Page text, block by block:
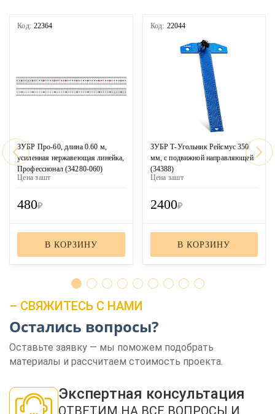
Код: 22364
ЗУБР Про-60, длина 0.60 м,
усиленная нержавеющая линейка,
Профессионал (34280-060)
Цена зашт
480₽
В КОРЗИНУ
Код: 22044
ЗУБР Т-Угольник Рейсмус 350
мм, с подвижной направляющей
(34388)
Цена зашт
2400₽
В КОРЗИНУ
– СВЯЖИТЕСЬ С НАМИ
Остались вопросы?
Оставьте заявку — мы поможем подобрать
материалы и рассчитаем стоимость проекта.
Экспертная консультация
ЗАКАЗАТЬ ЗВОНОК